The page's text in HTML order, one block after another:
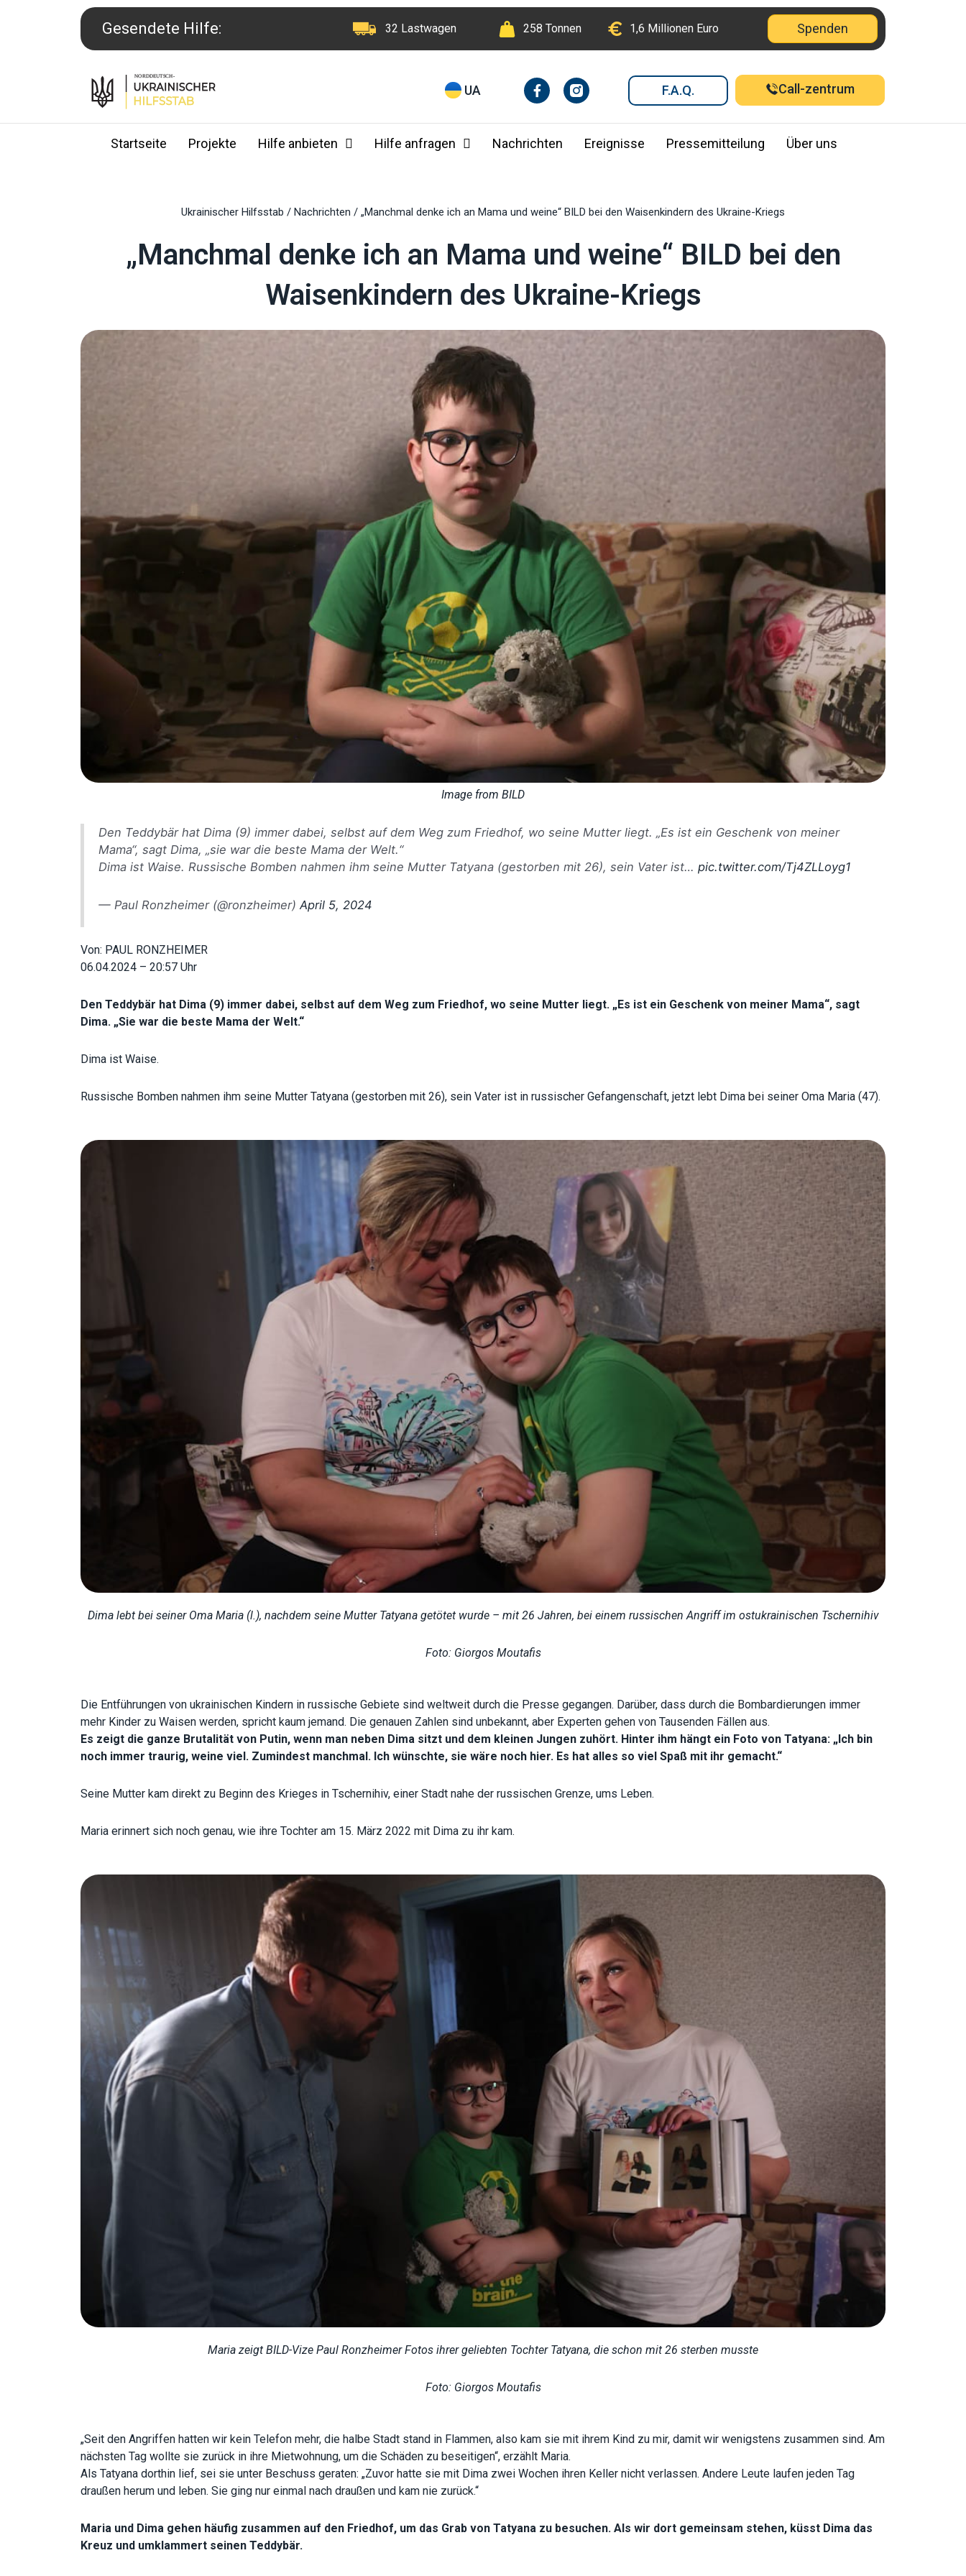
Gesendete Hilfe: 32 Lastwagen 258 Tonnen 1,6 Millionen Euro Spenden
UA
F
a
c
e
b
o
I
n
F.A.Q. Call-zentrum
Startseite Projekte Hilfe anbieten Hilfe anfragen Nachrichten Ereignisse Pressemitteilung Über uns
Ukrainischer Hilfsstab / Nachrichten / „Manchmal denke ich an Mama und weine“ BILD bei den Waisenkindern des Ukraine-Kriegs
„Manchmal denke ich an Mama und weine“ BILD bei den
Waisenkindern des Ukraine-Kriegs
Image from BILD
Den Teddybär hat Dima (9) immer dabei, selbst auf dem Weg zum Friedhof, wo seine Mutter liegt. „Es ist ein Geschenk von meiner
Mama“, sagt Dima, „sie war die beste Mama der Welt.“
Dima ist Waise. Russische Bomben nahmen ihm seine Mutter Tatyana (gestorben mit 26), sein Vater ist… pic.twitter.com/Tj4ZLLoyg1
— Paul Ronzheimer (@ronzheimer) April 5, 2024
Von: PAUL RONZHEIMER
06.04.2024 – 20:57 Uhr
Den Teddybär hat Dima (9) immer dabei, selbst auf dem Weg zum Friedhof, wo seine Mutter liegt. „Es ist ein Geschenk von meiner Mama“, sagt
Dima. „Sie war die beste Mama der Welt.“
Dima ist Waise.
Russische Bomben nahmen ihm seine Mutter Tatyana (gestorben mit 26), sein Vater ist in russischer Gefangenschaft, jetzt lebt Dima bei seiner Oma Maria (47).
Dima lebt bei seiner Oma Maria (l.), nachdem seine Mutter Tatyana getötet wurde – mit 26 Jahren, bei einem russischen Angriff im ostukrainischen Tschernihiv
Foto: Giorgos Moutafis
Die Entführungen von ukrainischen Kindern in russische Gebiete sind weltweit durch die Presse gegangen. Darüber, dass durch die Bombardierungen immer
mehr Kinder zu Waisen werden, spricht kaum jemand. Die genauen Zahlen sind unbekannt, aber Experten gehen von Tausenden Fällen aus.
Es zeigt die ganze Brutalität von Putin, wenn man neben Dima sitzt und dem kleinen Jungen zuhört. Hinter ihm hängt ein Foto von Tatyana: „Ich bin
noch immer traurig, weine viel. Zumindest manchmal. Ich wünschte, sie wäre noch hier. Es hat alles so viel Spaß mit ihr gemacht.“
Seine Mutter kam direkt zu Beginn des Krieges in Tschernihiv, einer Stadt nahe der russischen Grenze, ums Leben.
Maria erinnert sich noch genau, wie ihre Tochter am 15. März 2022 mit Dima zu ihr kam.
Maria zeigt BILD-Vize Paul Ronzheimer Fotos ihrer geliebten Tochter Tatyana, die schon mit 26 sterben musste
Foto: Giorgos Moutafis
„Seit den Angriffen hatten wir kein Telefon mehr, die halbe Stadt stand in Flammen, also kam sie mit ihrem Kind zu mir, damit wir wenigstens zusammen sind. Am
nächsten Tag wollte sie zurück in ihre Mietwohnung, um die Schäden zu beseitigen“, erzählt Maria.
Als Tatyana dorthin lief, sei sie unter Beschuss geraten: „Zuvor hatte sie mit Dima zwei Wochen ihren Keller nicht verlassen. Andere Leute laufen jeden Tag
draußen herum und leben. Sie ging nur einmal nach draußen und kam nie zurück.“
Maria und Dima gehen häufig zusammen auf den Friedhof, um das Grab von Tatyana zu besuchen. Als wir dort gemeinsam stehen, küsst Dima das
Kreuz und umklammert seinen Teddybär.
Necessary
These
cookies are
not
optional.
They are
needed for
the website
to function.
Statistics
In order for
us to
improve the
website's
functionality
and
structure,
based on
how the
used.
our website
as well as
possible
disappear
your
behavior as
site, you
personalized
content and